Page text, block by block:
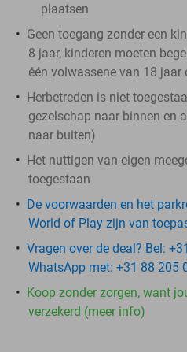
plaatsen
Geen toegang zonder een
8 jaar, kinderen moeten
één volwassene van 18 jaar
Herbetreden is niet
gezelschap naar binnen en
naar buiten)
Het nuttigen van eigen
toegestaan
De voorwaarden en het
World of Play zijn van
Vragen over de deal? Bel:
WhatsApp met: +31 88 205
Koop zonder zorgen, want
verzekerd (meer info)